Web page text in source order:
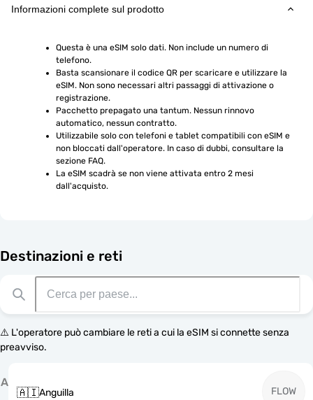
Informazioni complete sul prodotto
Questa è una eSIM solo dati. Non include un numero di
telefono.
Basta scansionare il codice QR per scaricare e utilizzare la
eSIM. Non sono necessari altri passaggi di attivazione o
registrazione.
Pacchetto prepagato una tantum. Nessun rinnovo
automatico, nessun contratto.
Utilizzabile solo con telefoni e tablet compatibili con eSIM e
non bloccati dall'operatore. In caso di dubbi, consultare la
sezione FAQ.
La eSIM scadrà se non viene attivata entro 2 mesi
dall'acquisto.
Destinazioni e reti
⚠️ L'operatore può cambiare le reti a cui la eSIM si connette senza
preavviso.
A
🇦🇮Anguilla FLOW